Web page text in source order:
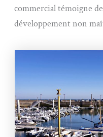
commercial témoigne
développement non